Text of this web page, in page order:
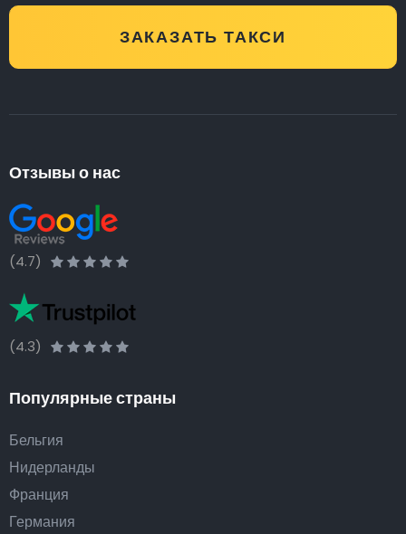
ЗАКАЗАТЬ ТАКСИ
Отзывы о нас
(4.7)
(4.3)
Популярные страны
Бельгия
Нидерланды
Франция
Германия